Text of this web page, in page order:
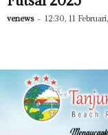
venews - 12:30, 11